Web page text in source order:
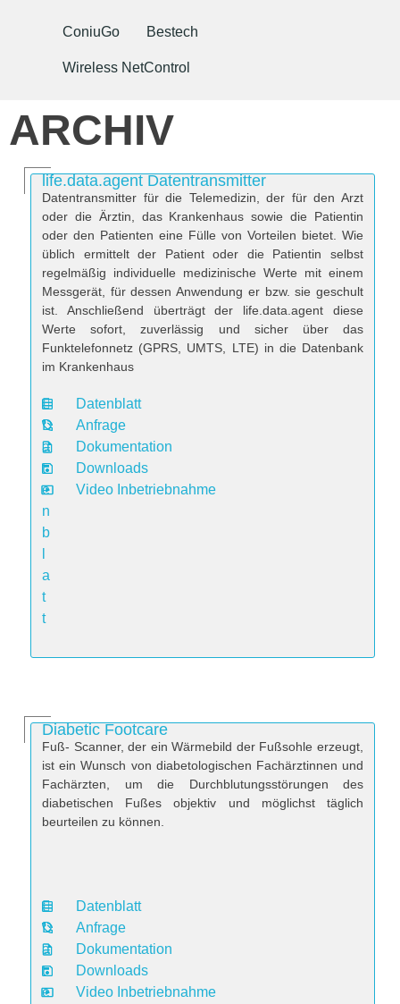
ConiuGo Bestech
Wireless NetControl
ARCHIV
life.data.agent Datentransmitter
Datentransmitter für die Telemedizin, der für den Arzt
oder die Ärztin, das Krankenhaus sowie die Patientin
oder den Patienten eine Fülle von Vorteilen bietet. Wie
üblich ermittelt der Patient oder die Patientin selbst
regelmäßig individuelle medizinische Werte mit einem
Messgerät, für dessen Anwendung er bzw. sie geschult
ist. Anschließend überträgt der life.data.agent diese
Werte sofort, zuverlässig und sicher über das
Funktelefonnetz (GPRS, UMTS, LTE) in die Datenbank
im Krankenhaus
D
a
t
e
n
b
a
t
t
Datenblatt
Anfrage
Dokumentation
Downloads
Video Inbetriebnahme
Diabetic Footcare
Fuß- Scanner, der ein Wärmebild der Fußsohle erzeugt,
ist ein Wunsch von diabetologischen Fachärztinnen und
Fachärzten, um die Durchblutungsstörungen des
diabetischen Fußes objektiv und möglichst täglich
beurteilen zu können.
D
a
t
e
Datenblatt
Anfrage
Dokumentation
Downloads
Video Inbetriebnahme